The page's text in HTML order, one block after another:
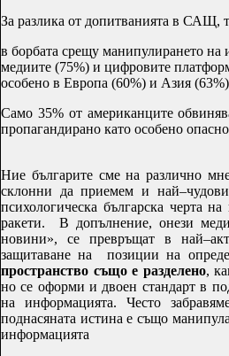
За разлика от допитванията в САЩ,
в борбата срещу манипулирането на
медиите (75%) и цифровите
особено в Европа (60%) и Азия
Само 35% от американците
пропагандирано като особено
Ние българите сме на различно
склонни да приемем и
психологическа българска черта
ракети. В допълнение, онези
новини», се превръщат в
защитаване на позиции на
пространство също е разделено,
но се оформи и двоен стандарт в
на информацията. Често
поднасяната истина е също
информацията